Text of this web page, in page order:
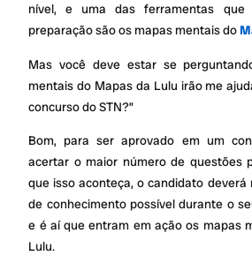
nível, e uma das ferramentas
preparação são os mapas mentais do
Mas você deve estar se
mentais do Mapas da Lulu irão me
concurso do STN?”
Bom, para ser aprovado em um
acertar o maior número de questões
que isso aconteça, o candidato
de conhecimento possível durante o
e é aí que entram em ação os mapas
Lulu.